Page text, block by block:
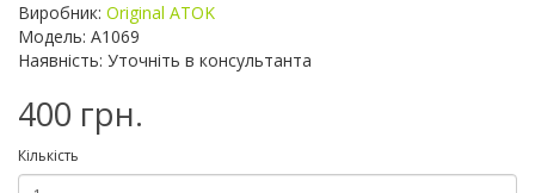
Виробник: Original ATOK
Модель: A1069
Наявність: Уточніть в консультанта
400 грн.
Кількість